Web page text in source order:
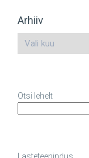
Arhiiv
Otsi lehelt